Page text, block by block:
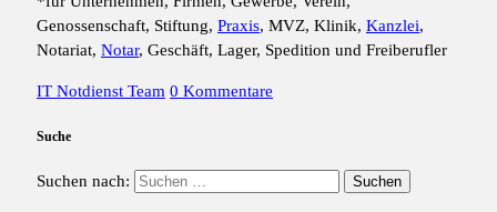
Genossenschaft, Stiftung, Praxis, MVZ, Klinik, Kanzlei,
Notariat, Notar, Geschäft, Lager, Spedition und Freiberufler
IT Notdienst Team 0 Kommentare
Suche
Suchen nach: